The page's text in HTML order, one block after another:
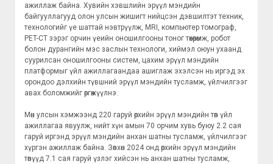
ажиллаж байна. Хувийн хэвшлийн эрүүл мэндийн
байгууллагууд олон улсын жишигт нийцсэн дэвшилтэт техник,
технологийг үе шаттай нэвтрүүлж, MRI, компьютер томограф,
PET-CT зэрэг орчин үеийн оношилгооны тоног төхөөрөмж, робот
болон дурангийн мэс заслын технологи, хиймэл оюун ухаанд
суурилсан оношилгооны систем, цахим эрүүл мэндийн
платформыг үйл ажиллагаандаа ашиглаж эхэлсэн нь иргэд эх
орондоо дэлхийн түвшний эрүүл мэндийн тусламж, үйлчилгээг
авах боломжийг өргөжүүлнэ.
Мөн улсын хэмжээнд 220 гаруй өрхийн эрүүл мэндийн төв үйл
ажиллагаа явуулж, нийт хүн амын 70 орчим хувь буюу 2.2 сая
гаруй иргэнд эрүүл мэндийн анхан шатны тусламж, үйлчилгээг
хүргэн ажиллаж байна. Зөвхөн 2024 онд өрхийн эрүүл мэндийн
төвүүд 7.1 сая гаруй үзлэг хийсэн нь анхан шатны тусламж,